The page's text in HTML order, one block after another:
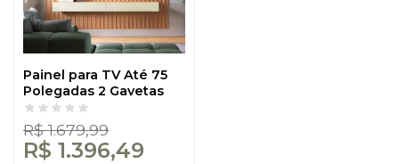
Painel para TV Até 75
Polegadas 2 Gavetas
228cm Ripado
Freijó/Off White - Dalla
Costa
R$ 1.679,99
R$ 1.396,49